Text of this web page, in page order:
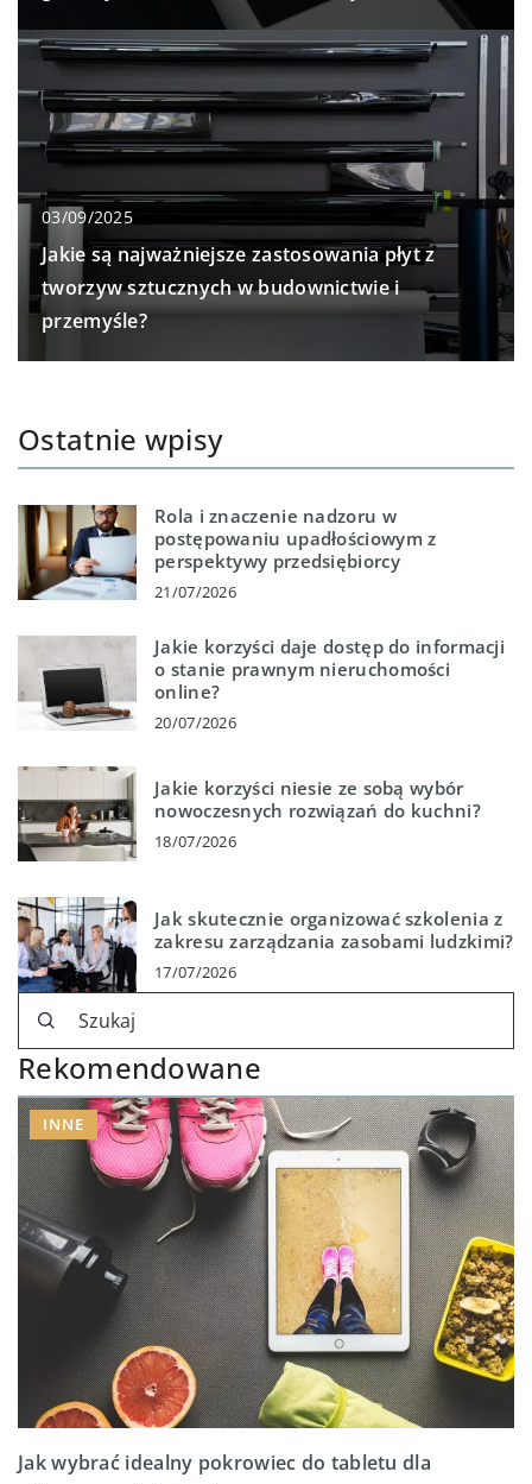
03/09/2025
Jakie są najważniejsze zastosowania płyt z
tworzyw sztucznych w budownictwie i
przemyśle?
Ostatnie wpisy
Rola i znaczenie nadzoru w
postępowaniu upadłościowym z
perspektywy przedsiębiorcy
21/07/2026
Jakie korzyści daje dostęp do informacji
o stanie prawnym nieruchomości
online?
20/07/2026
Jakie korzyści niesie ze sobą wybór
nowoczesnych rozwiązań do kuchni?
18/07/2026
Jak skutecznie organizować szkolenia z
zakresu zarządzania zasobami ludzkimi?
17/07/2026
Rekomendowane
INNE
Jak wybrać idealny pokrowiec do tabletu dla